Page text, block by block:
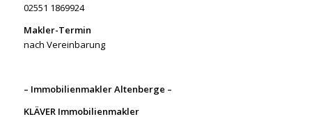
02551 1869924
Makler-Termin
nach Vereinbarung
– Immobilienmakler Altenberge –
KLÄVER Immobilienmakler